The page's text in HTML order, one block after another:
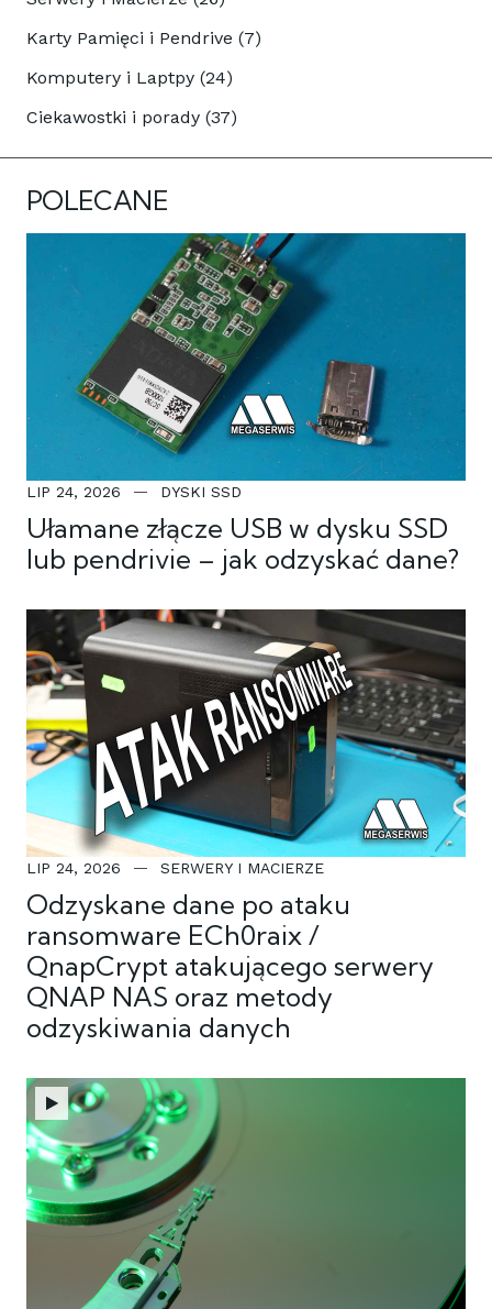
Karty Pamięci i Pendrive (7)
Komputery i Laptpy (24)
Ciekawostki i porady (37)
POLECANE
LIP 24, 2026 DYSKI SSD
Ułamane złącze USB w dysku SSD
lub pendrivie – jak odzyskać dane?
LIP 24, 2026 SERWERY I MACIERZE
Odzyskane dane po ataku
ransomware ECh0raix /
QnapCrypt atakującego serwery
QNAP NAS oraz metody
odzyskiwania danych